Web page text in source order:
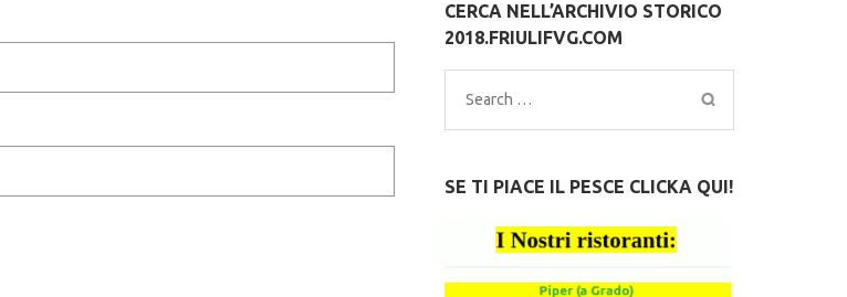
CERCA NELL’ARCHIVIO STORICO
2018.FRIULIFVG.COM
Search
for:
SE TI PIACE IL PESCE CLICKA QUI!